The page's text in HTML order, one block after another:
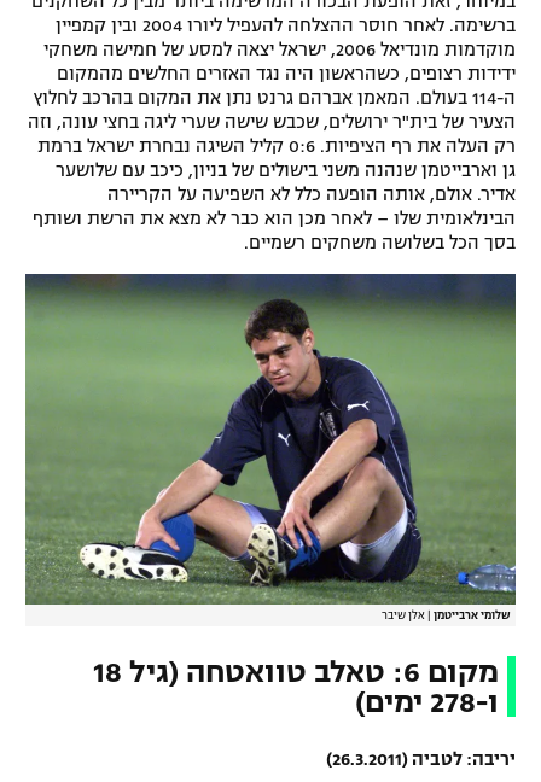
ברשימה. לאחר חוסר ההצלחה להעפיל ליורו 2004 ובין קמפיין
מוקדמות מונדיאל 2006, ישראל יצאה למסע של חמישה משחקי
ידידות רצופים, כשהראשון היה נגד האזרים החלשים מהמקום
ה-114 בעולם. המאמן אברהם גרנט נתן את המקום בהרכב לחלוץ
הצעיר של בית"ר ירושלים, שכבש שישה שערי ליגה בחצי עונה, וזה
רק העלה את רף הציפיות. 0:6 קליל השיגה נבחרת ישראל ברמת
גן וארבייטמן שנהנה משני בישולים של בניון, כיכב עם שלושער
אדיר. אולם, אותה הופעה כלל לא השפיעה על הקריירה
הבינלאומית שלו – לאחר מכן הוא כבר לא מצא את הרשת ושותף
בסך הכל בשלושה משחקים רשמיים.
שלומי ארבייטמן אלן שיבר‎
מקום 6: טאלב טוואטחה (גיל 18
ו-278 ימים)
יריבה: לטביה (26.3.2011)